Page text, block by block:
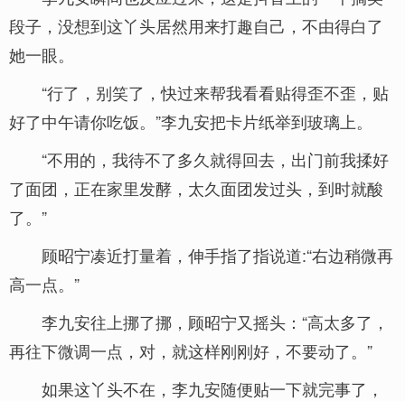
段子，没想到这丫头居然用来打趣自己，不由得白了
她一眼。
“行了，别笑了，快过来帮我看看贴得歪不歪，贴
好了中午请你吃饭。”李九安把卡片纸举到玻璃上。
“不用的，我待不了多久就得回去，出门前我揉好
了面团，正在家里发酵，太久面团发过头，到时就酸
了。”
顾昭宁凑近打量着，伸手指了指说道:“右边稍微再
高一点。”
李九安往上挪了挪，顾昭宁又摇头：“高太多了，
再往下微调一点，对，就这样刚刚好，不要动了。”
如果这丫头不在，李九安随便贴一下就完事了，